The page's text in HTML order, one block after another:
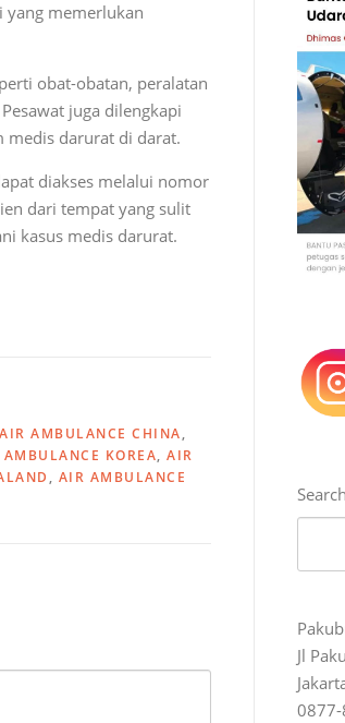
yang memerlukan
obat-obatan, peralatan
juga dilengkapi
medis darurat di darat.
diakses melalui nomor
dari tempat yang sulit
kasus medis darurat.
AIR AMBULANCE CHINA,
KOREA, AIR
, AIR AMBULANCE
Search
Jl